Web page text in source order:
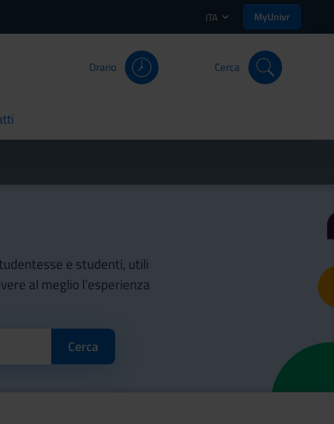
ITA MyUnivr
Orario Cerca
e studenti, utili
al meglio l’esperienza